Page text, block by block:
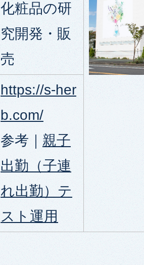
化粧品の研
究開発・販
売
https://s-her
b.com/
参考｜ 親子
出勤（子連
れ出勤）テ
スト運用